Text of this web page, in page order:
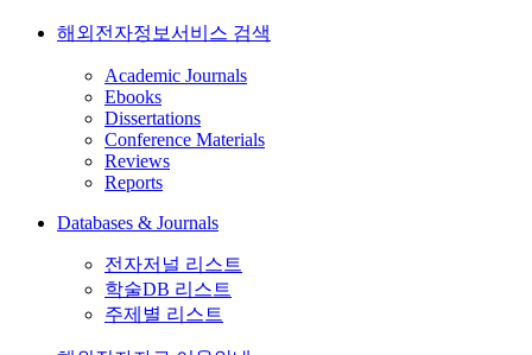
해외전자정보서비스 검색
Academic Journals
Ebooks
Dissertations
Conference Materials
Reviews
Reports
Databases & Journals
전자저널 리스트
학술DB 리스트
주제별 리스트